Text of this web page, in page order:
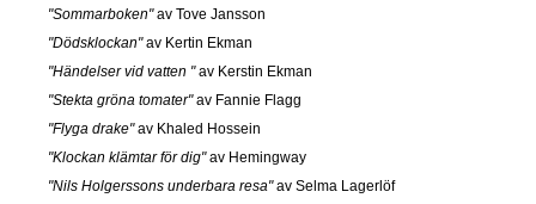
"Sommarboken"av Tove Jansson
"Dödsklockan"av Kertin Ekman
"Händelser vid vatten "av Kerstin Ekman
"Stekta gröna tomater"av Fannie Flagg
"Flyga drake"av Khaled Hossein
"Klockan klämtar för dig"av Hemingway
"Nils Holgerssons underbara resa"av Selma Lagerlöf